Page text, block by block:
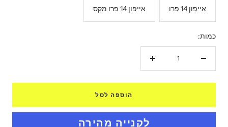
אייפון 14 פרו אייפון 14 פרו מקס
כמות:
הגדל
הוספה לסל